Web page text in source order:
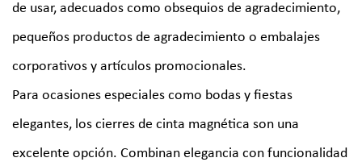
de usar, adecuados como obsequios de agradecimiento,
pequeños productos de agradecimiento o embalajes
corporativos y artículos promocionales.
Para ocasiones especiales como bodas y fiestas
elegantes, los cierres de cinta magnética son una
excelente opción. Combinan elegancia con funcionalidad